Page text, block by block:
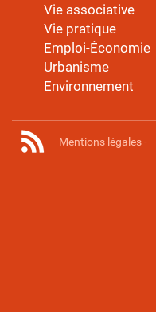
Vie associative
Vie pratique
Emploi-Économie
Urbanisme
Environnement
Mentions légales-